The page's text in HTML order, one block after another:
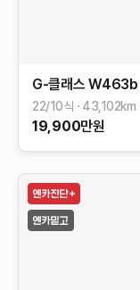
G-클래스 W463b
22/10식 43,102km
19,900만원